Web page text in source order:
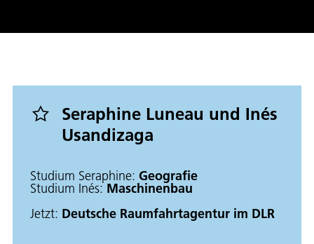
Seraphine Luneau und Inés
Usandizaga
Studium Seraphine: Geografie
Studium Inés: Maschinenbau
Jetzt: Deutsche Raumfahrtagentur im DLR